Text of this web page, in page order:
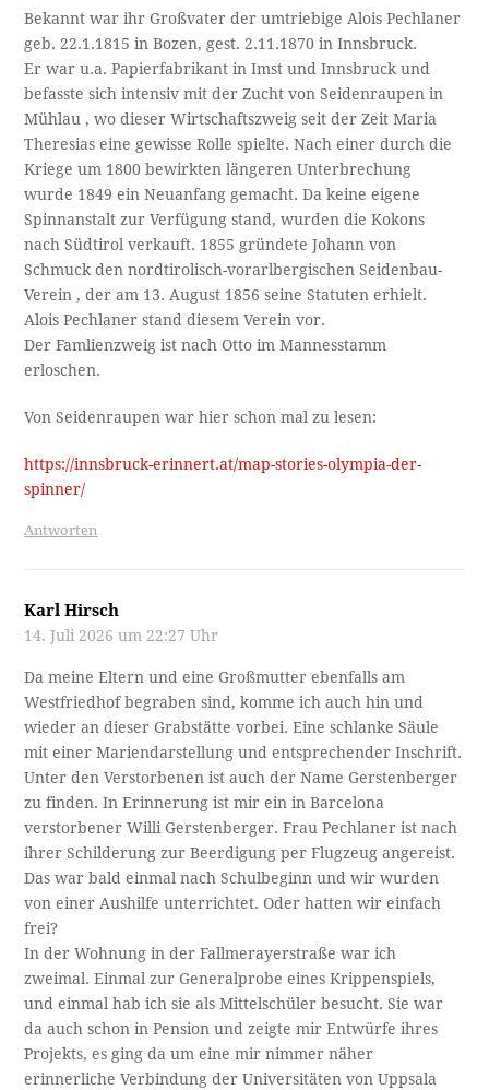
Bekannt war ihr Großvater der umtriebige Alois Pechlaner
geb. 22.1.1815 in Bozen, gest. 2.11.1870 in Innsbruck.
Er war u.a. Papierfabrikant in Imst und Innsbruck und
befasste sich intensiv mit der Zucht von Seidenraupen in
Mühlau , wo dieser Wirtschaftszweig seit der Zeit Maria
Theresias eine gewisse Rolle spielte. Nach einer durch die
Kriege um 1800 bewirkten längeren Unterbrechung
wurde 1849 ein Neuanfang gemacht. Da keine eigene
Spinnanstalt zur Verfügung stand, wurden die Kokons
nach Südtirol verkauft. 1855 gründete Johann von
Schmuck den nordtirolisch-vorarlbergischen Seidenbau-
Verein , der am 13. August 1856 seine Statuten erhielt.
Alois Pechlaner stand diesem Verein vor.
Der Famlienzweig ist nach Otto im Mannesstamm
erloschen.
Von Seidenraupen war hier schon mal zu lesen:
https://innsbruck-erinnert.at/map-stories-olympia-der-
spinner/
Antworten
Karl Hirsch
14. Juli 2026 um 22:27 Uhr
Da meine Eltern und eine Großmutter ebenfalls am
Westfriedhof begraben sind, komme ich auch hin und
wieder an dieser Grabstätte vorbei. Eine schlanke Säule
mit einer Mariendarstellung und entsprechender Inschrift.
Unter den Verstorbenen ist auch der Name Gerstenberger
zu finden. In Erinnerung ist mir ein in Barcelona
verstorbener Willi Gerstenberger. Frau Pechlaner ist nach
ihrer Schilderung zur Beerdigung per Flugzeug angereist.
Das war bald einmal nach Schulbeginn und wir wurden
von einer Aushilfe unterrichtet. Oder hatten wir einfach
frei?
In der Wohnung in der Fallmerayerstraße war ich
zweimal. Einmal zur Generalprobe eines Krippenspiels,
und einmal hab ich sie als Mittelschüler besucht. Sie war
da auch schon in Pension und zeigte mir Entwürfe ihres
Projekts, es ging da um eine mir nimmer näher
erinnerliche Verbindung der Universitäten von Uppsala